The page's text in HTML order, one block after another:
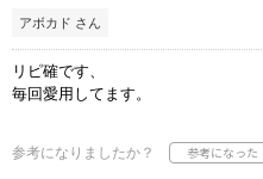
アボカド さん
リピ確です、
毎回愛用してます。
参考になりましたか？